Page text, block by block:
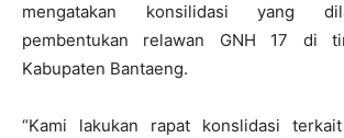
mengatakan konsilidasi yang
pembentukan relawan GNH 17 di
Kabupaten Bantaeng.
“Kami lakukan rapat konslidasi